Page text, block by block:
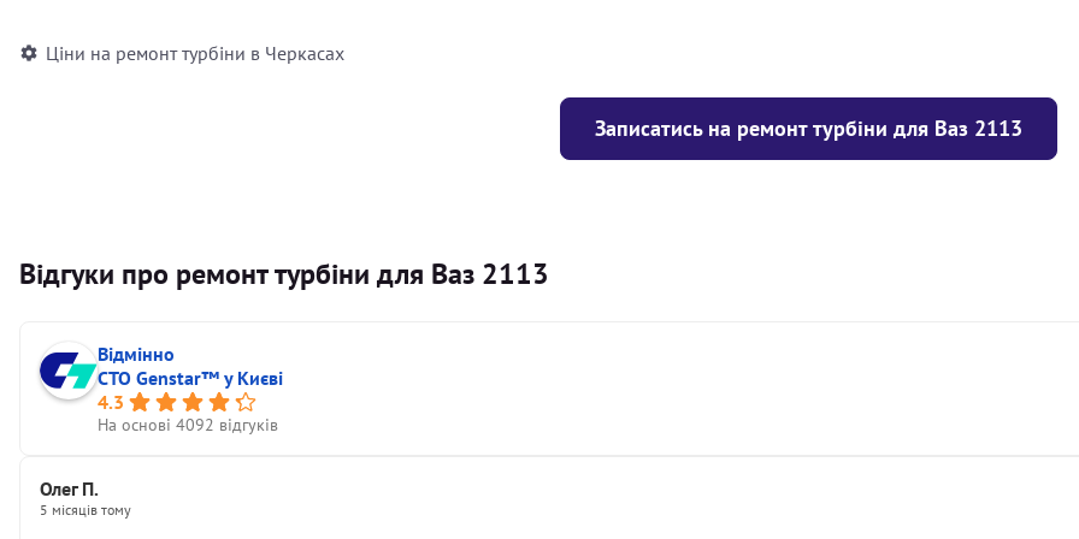
Ціни на ремонт турбіни в Черкасах
Записатись на ремонт турбіни для Ваз 2113
Відгуки про ремонт турбіни для Ваз 2113
Відмінно
СТО Genstar™ у Києві
4.3
На основі 4092 відгуків
Олег П.
5 місяців тому